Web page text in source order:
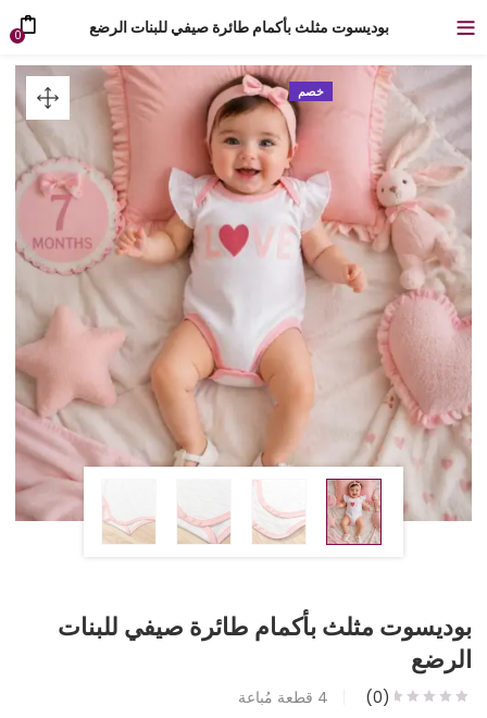
بوديسوت مثلث بأكمام طائرة صيفي للبنات الرضع 0
خصم
بوديسوت مثلث بأكمام طائرة صيفي للبنات
الرضع
(0)
4 قطعة مُباعة